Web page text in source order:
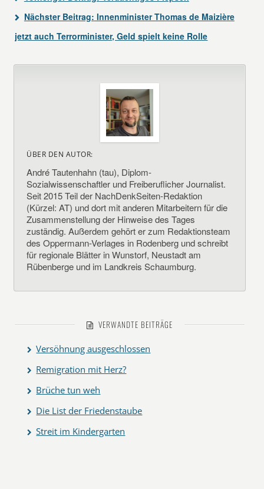
Nächster Beitrag: Innenminister Thomas de Maizière
jetzt auch Terrorminister, Geld spielt keine Rolle
ÜBER DEN AUTOR:
André Tautenhahn (tau), Diplom-
Sozialwissenschaftler und Freiberuflicher Journalist.
Seit 2015 Teil der NachDenkSeiten-Redaktion
(Kürzel: AT) und dort mit anderen Mitarbeitern für die
Zusammenstellung der Hinweise des Tages
zuständig. Außerdem gehört er zum Redaktionsteam
des Oppermann-Verlages in Rodenberg und schreibt
für regionale Blätter in Wunstorf, Neustadt am
Rübenberge und im Landkreis Schaumburg.
VERWANDTE BEITRÄGE
Versöhnung ausgeschlossen
Remigration mit Herz?
Brüche tun weh
Die List der Friedenstaube
Streit im Kindergarten